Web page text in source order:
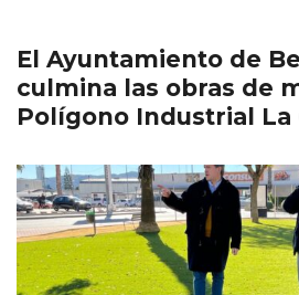
El Ayuntamiento de
culmina las obras de
Polígono Industrial La